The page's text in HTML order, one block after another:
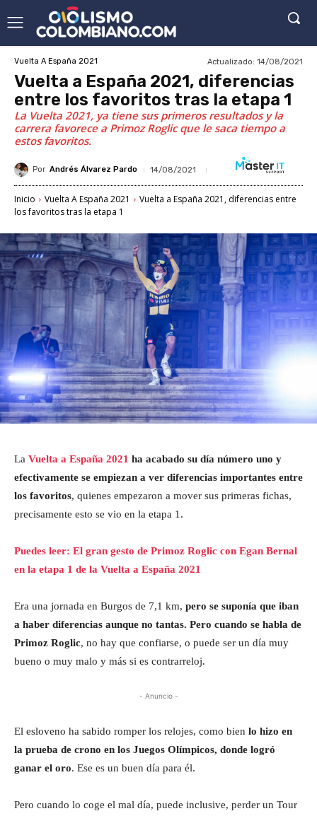
Vuelta A España 2021 Actualizado: 14/08/2021
Vuelta a España 2021, diferencias
entre los favoritos tras la etapa 1
La Vuelta 2021, ya tiene sus primeros resultados y la
carrera favorece a Primoz Roglic que le saca tiempo a
estos favoritos.
Por Andrés Álvarez Pardo 14/08/2021
Inicio Vuelta A España 2021
Vuelta a España 2021, diferencias entre
los favoritos tras la etapa 1
La Vuelta a España 2021 ha acabado su día número uno y
efectivamente se empiezan a ver diferencias importantes entre
los favoritos, quienes empezaron a mover sus primeras fichas,
precisamente esto se vio en la etapa 1.
Puedes leer: El gran gesto de Primoz Roglic con Egan Bernal
en la etapa 1 de la Vuelta a España 2021
Era una jornada en Burgos de 7,1 km, pero se suponía que iban
a haber diferencias aunque no tantas. Pero cuando se habla de
Primoz Roglic, no hay que confiarse, o puede ser un día muy
bueno o muy malo y más si es contrarreloj.
- Anuncio -
El esloveno ha sabido romper los relojes, como bien lo hizo en
la prueba de crono en los Juegos Olímpicos, donde logró
ganar el oro. Ese es un buen día para él.
Pero cuando lo coge el mal día, puede inclusive, perder un Tour